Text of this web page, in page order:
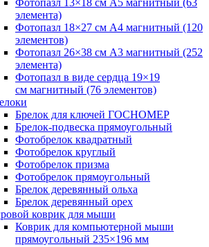
элемента)
Фотопазл 18×27 см А4 магнитный (120
элементов)
Фотопазл 26×38 см А3 магнитный (252
элемента)
Фотопазл в виде сердца 19×19
см магнитный (76 элементов)
Брелок для ключей ГОСНОМЕР
Брелок-подвеска прямоугольный
Фотобрелок квадратный
Фотобрелок круглый
Фотобрелок призма
Фотобрелок прямоугольный
Брелок деревянный ольха
Брелок деревянный орех
коврик для мыши
Коврик для компьютерной мыши
прямоугольный 235×196 мм